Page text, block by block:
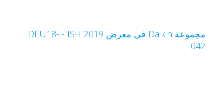
مجموعة Daikin في معرض ISH 2019‏ - DEU18-